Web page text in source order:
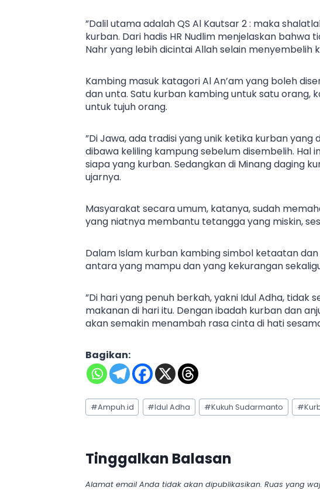
”Dalil utama adalah QS Al Kautsar 2 : maka
kurban. Dari hadis HR Nudlim menjelaskan
Nahr yang lebih dicintai Allah selain menyembelih
Kambing masuk katagori Al An’am yang boleh
dan unta. Satu kurban kambing untuk satu orang,
untuk tujuh orang.
”Di Jawa, ada tradisi yang unik ketika kurban
dibawa keliling kampung sebelum disembelih. Hal
siapa yang kurban. Sedangkan di Minang daging
ujarnya.
Masyarakat secara umum, katanya, sudah
yang niatnya membantu tetangga yang miskin,
Dalam Islam kurban kambing simbol ketaatan
antara yang mampu dan yang kekurangan
”Di hari yang penuh berkah, yakni Idul Adha,
makanan di hari itu. Dengan ibadah kurban dan
akan semakin menambah rasa cinta di hati
Bagikan:
Post
Tags:
#Ampuh.id #Idul Adha #Kukuh Sudarmanto #
Tinggalkan Balasan
Alamat email Anda tidak akan dipublikasikan. Ruas yang